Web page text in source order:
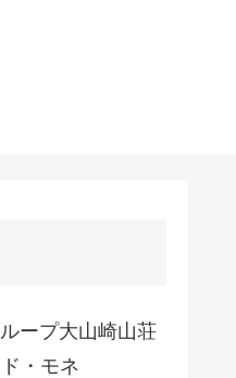
ープ大山崎山荘
・モネ